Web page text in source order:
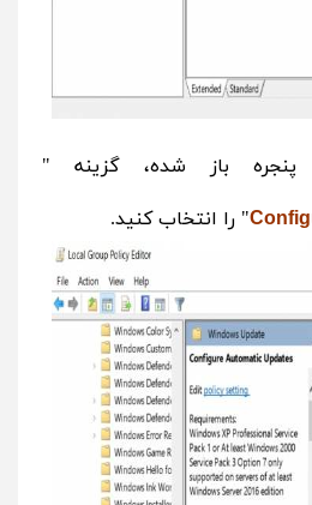
باز شده، گزینه "
" را انتخاب کنید.